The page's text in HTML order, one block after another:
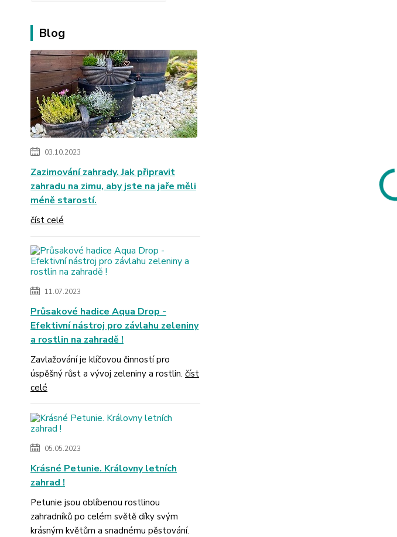
Blog
03.10.2023
Zazimování zahrady. Jak připravit
zahradu na zimu, aby jste na jaře měli
méně starostí.
číst celé
11.07.2023
Průsakové hadice Aqua Drop -
Efektivní nástroj pro závlahu zeleniny
a rostlin na zahradě !
Zavlažování je klíčovou činností pro
úspěšný růst a vývoj zeleniny a rostlin. číst
celé
05.05.2023
Krásné Petunie. Královny letních
zahrad !
Petunie jsou oblíbenou rostlinou
zahradníků po celém světě díky svým
krásným květům a snadnému pěstování.